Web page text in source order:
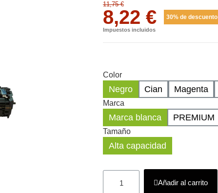
11,75 €
8,22 € 30% de descuento
Impuestos incluidos
Color
Negro Cian Magenta
Marca
Marca blanca PREMIUM
Tamaño
Alta capacidad
Añadir al carrito